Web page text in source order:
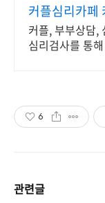
커플심리카페
커플, 부부상담,
심리검사를 통
6
관련글